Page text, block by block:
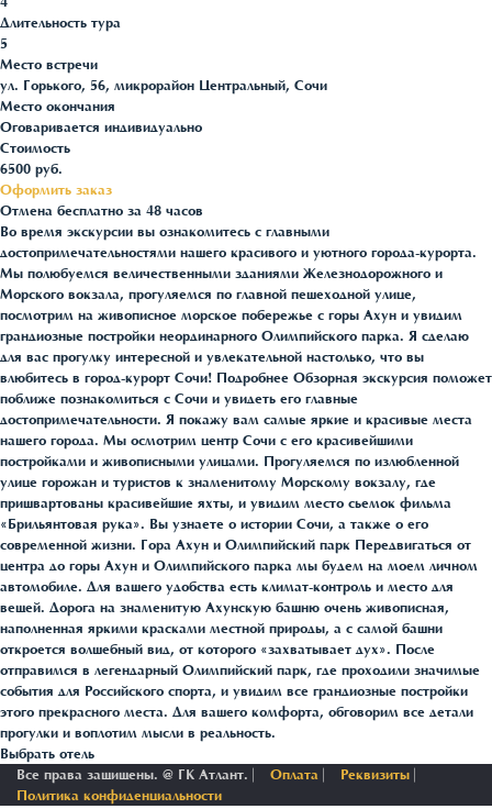
Длительность тура
5
Место встречи
ул. Горького, 56, микрорайон Центральный, Сочи
Место окончания
Оговаривается индивидуально
Стоимость
6500 руб.
Оформить заказ
Отмена бесплатно за 48 часов
Во время экскурсии вы ознакомитесь с главными
достопримечательностями нашего красивого и уютного города-курорта.
Мы полюбуемся величественными зданиями Железнодорожного и
Морского вокзала, прогуляемся по главной пешеходной улице,
посмотрим на живописное морское побережье с горы Ахун и увидим
грандиозные постройки неординарного Олимпийского парка. Я сделаю
для вас прогулку интересной и увлекательной настолько, что вы
влюбитесь в город-курорт Сочи! Подробнее Обзорная экскурсия поможет
поближе познакомиться с Сочи и увидеть его главные
достопримечательности. Я покажу вам самые яркие и красивые места
нашего города. Мы осмотрим центр Сочи с его красивейшими
постройками и живописными улицами. Прогуляемся по излюбленной
улице горожан и туристов к знаменитому Морскому вокзалу, где
пришвартованы красивейшие яхты, и увидим место сьемок фильма
«Брильянтовая рука». Вы узнаете о истории Сочи, а также о его
современной жизни. Гора Ахун и Олимпийский парк Передвигаться от
центра до горы Ахун и Олимпийского парка мы будем на моем личном
автомобиле. Для вашего удобства есть климат-контроль и место для
вещей. Дорога на знаменитую Ахунскую башню очень живописная,
наполненная яркими красками местной природы, а с самой башни
откроется волшебный вид, от которого «захватывает дух». После
отправимся в легендарный Олимпийский парк, где проходили значимые
события для Российского спорта, и увидим все грандиозные постройки
этого прекрасного места. Для вашего комфорта, обговорим все детали
прогулки и воплотим мысли в реальность.
Выбрать отель
Все права защищены. @ ГК Атлант. ⎸ Оплата ⎸ Реквизиты ⎸
Политика конфиденциальности